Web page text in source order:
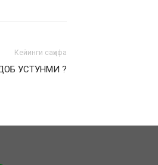
Кейинги саҳифа
УСТУНМИ ?